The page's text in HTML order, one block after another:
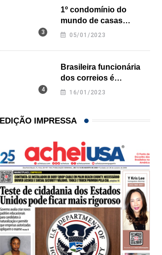
1º condomínio do
mundo de casas
impressas em 3D é
05/01/2023
Brasileira funcionária
dos correios é
assassinada a facadas
16/01/2023
EDIÇÃO IMPRESSA